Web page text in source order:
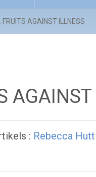
FRUITS AGAINST ILLNESS
: Rebecca Hutt